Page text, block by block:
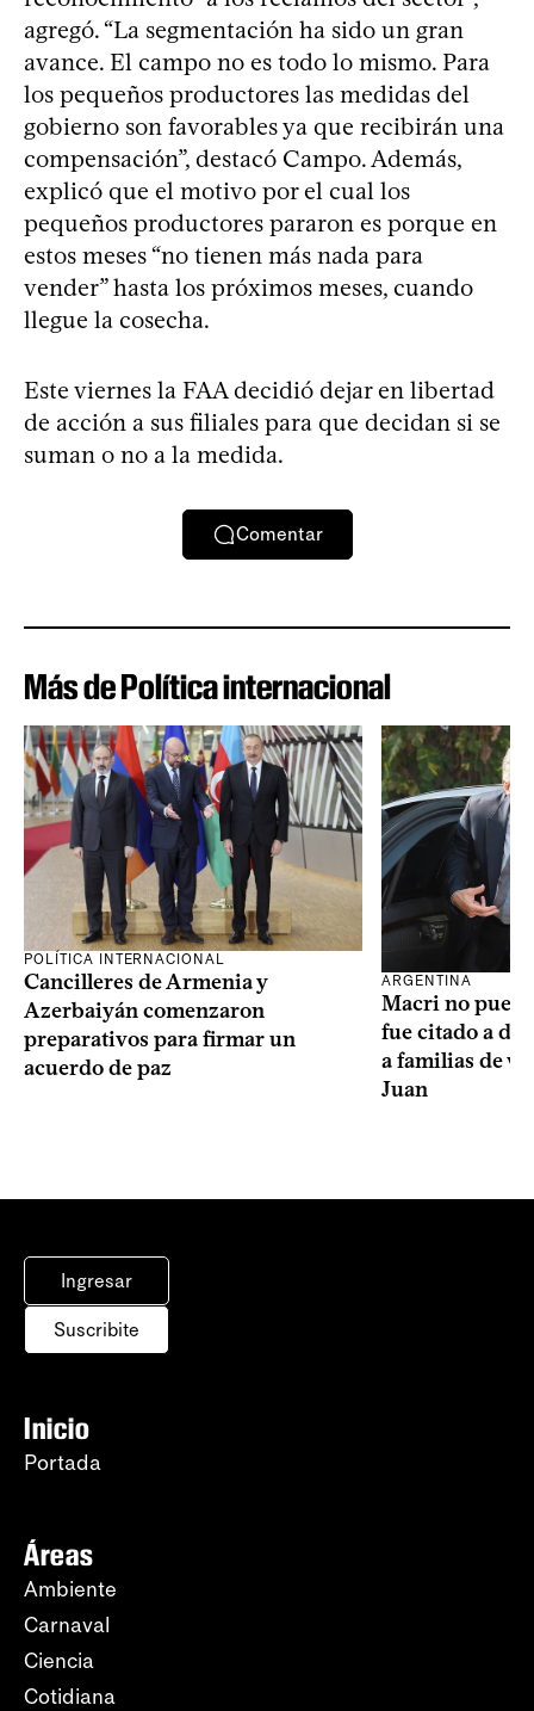
agregó. “La segmentación ha sido un gran
avance. El campo no es todo lo mismo. Para
los pequeños productores las medidas del
gobierno son favorables ya que recibirán una
compensación”, destacó Campo. Además,
explicó que el motivo por el cual los
pequeños productores pararon es porque en
estos meses “no tienen más nada para
vender” hasta los próximos meses, cuando
llegue la cosecha.
Este viernes la FAA decidió dejar en libertad
de acción a sus filiales para que decidan si se
suman o no a la medida.
Comentar
Más de Política internacional
POLÍTICA INTERNACIONAL
Cancilleres de Armenia y
Azerbaiyán comenzaron
preparativos para firmar un
acuerdo de paz
ARGENTINA
Macri no
fue citado a
a familias de
Juan
Ingresar
Suscribite
Inicio
Portada
Áreas
Ambiente
Carnaval
Ciencia
Cotidiana